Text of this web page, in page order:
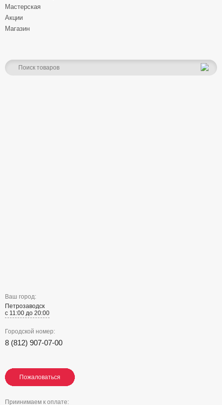
Мастерская
Акции
Магазин
Ваш город:
Петрозаводск
с 11:00 до 20:00
Городской номер:
8 (812) 907-07-00
Пожаловаться
Пожаловаться
Пожаловаться
Приинимаем к оплате: